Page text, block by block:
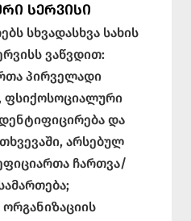
ᲡᲔᲠᲕᲘᲡᲘ
სხვადასხვა სახის
ვაწვდით:
პირველადი
ფსიქოსოციალური
და
არსებულ
ჩართვა/
ორგანიზაციის